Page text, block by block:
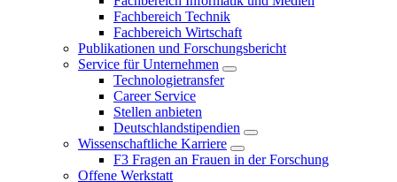
Fachbereich Technik
Fachbereich Wirtschaft
Publikationen und Forschungsbericht
Service für Unternehmen
Technologietransfer
Career Service
Stellen anbieten
Deutschlandstipendien
Wissenschaftliche Karriere
F3 Fragen an Frauen in der Forschung
Offene Werkstatt